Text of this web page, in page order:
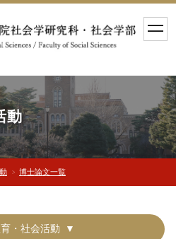
toggle
動
博士論文一覧
・社会活動